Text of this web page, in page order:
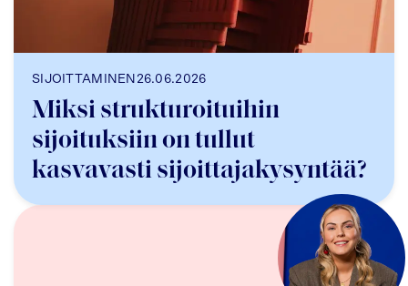
SIJOITTAMINEN 26.06.2026
Miksi strukturoituihin
sijoituksiin on tullut
kasvavasti sijoittajakysyntää?